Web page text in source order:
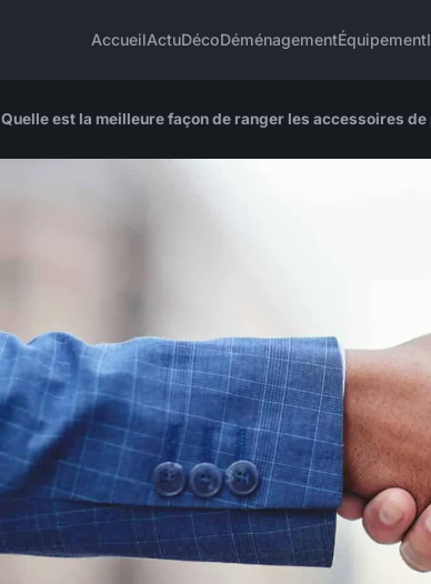
AccueilActuDécoDéménagementÉquipement
Quelle est la meilleure façon de ranger les accessoires de